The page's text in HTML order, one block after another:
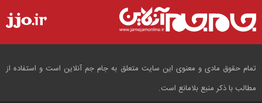
تمام حقوق مادی و معنوی این سایت متعلق به جام جم آنلاین است و استفاده از
مطالب با ذکر منبع بلامانع است.